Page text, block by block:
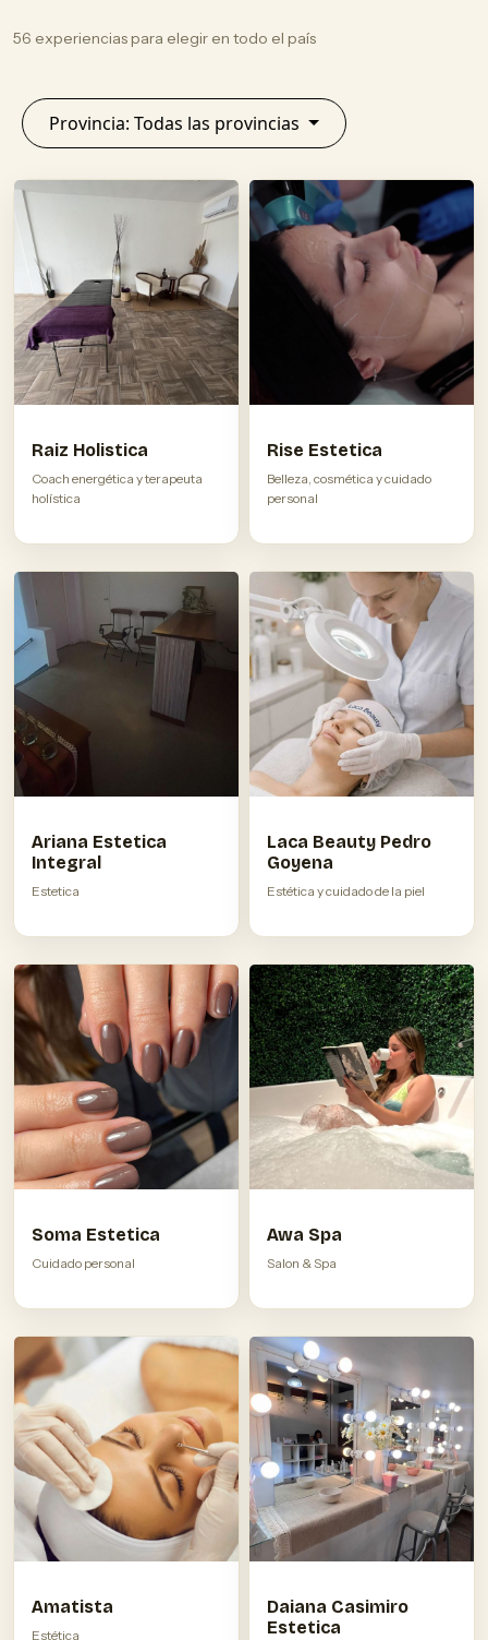
56 experiencias para elegir en todo el país
Provincia: Todas las provincias
Raiz Holistica
Coach energética y terapeuta
holística
Rise Estetica
Belleza, cosmética y cuidado
personal
Ariana Estetica
Integral
Estetica
Laca Beauty Pedro
Goyena
Estética y cuidado de la piel
Soma Estetica
Cuidado personal
Awa Spa
Salon & Spa
Amatista
Estética
Daiana Casimiro
Estetica